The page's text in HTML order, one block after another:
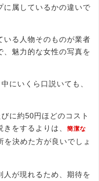
に属しているかの違いで
いる人物そのものが業者
、魅力的な女性の写真を
にいくら口説いても、
に約50円ほどのコスト
をするよりは、
簡潔な
を決めた方が良いでしょ
人が現れるため、期待を